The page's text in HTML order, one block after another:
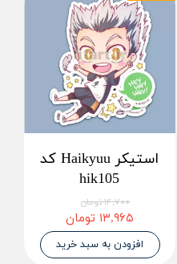
استیکر Haikyuu کد
hik105
۱۴,۷۰۰ تومان
۱۳,۹۶۵ تومان
افزودن به سبد خرید